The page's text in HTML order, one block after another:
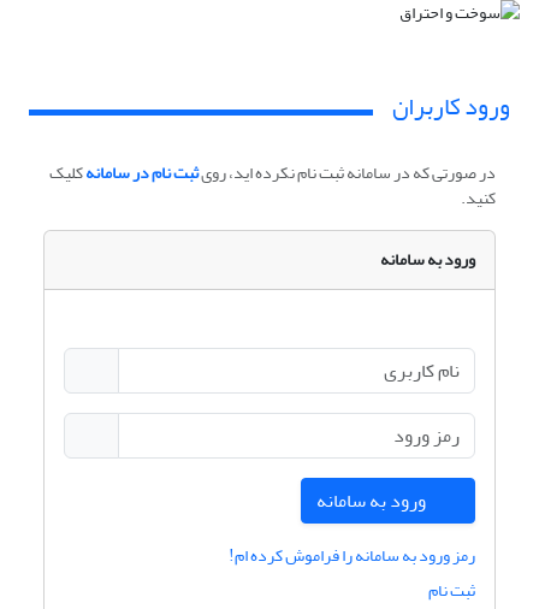
ورود کاربران
در صورتی که در سامانه ثبت نام نکرده اید، رویثبت نام در سامانهکلیک
کنید.
ورود به سامانه
ورود به سامانه
رمز ورود به سامانه را فراموش کرده ام!
ثبت نام